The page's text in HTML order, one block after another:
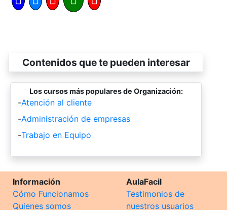
Contenidos que te pueden interesar
Los cursos más populares de Organización:
-Atención al cliente
-Administración de empresas
-Trabajo en Equipo
Información
Cómo Funcionamos
Quienes somos
AulaFacil
Testimonios de
nuestros usuarios